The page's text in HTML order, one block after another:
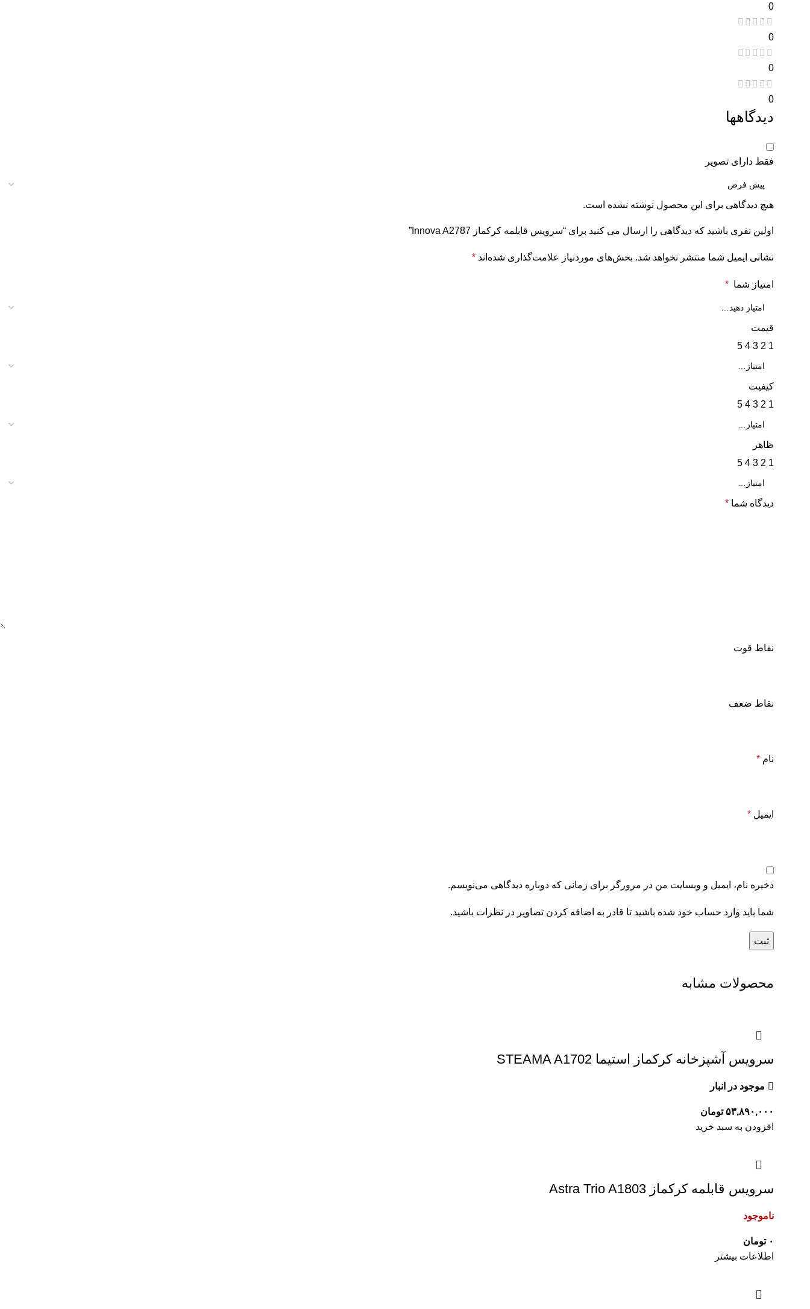
0
0
0
0
دیدگاهها
فقط دارای تصویر
هیچ دیدگاهی برای این محصول نوشته نشده است.
اولین نفری باشید که دیدگاهی را ارسال می کنید برای “سرویس قابلمه کرکماز Innova A2787”
نشانی ایمیل شما منتشر نخواهد شد. بخش‌های موردنیاز علامت‌گذاری شده‌اند *
امتیاز شما *
قیمت
1
2
3
4
5
کیفیت
1
2
3
4
5
ظاهر
1
2
3
4
5
دیدگاه شما *
نقاط قوت
نقاط ضعف
نام *
ایمیل *
ذخیره نام، ایمیل و وبسایت من در مرورگر برای زمانی که دوباره دیدگاهی می‌نویسم.
شما باید وارد حساب خود شده باشید تا قادر به اضافه کردن تصاویر در نظرات باشید.
محصولات مشابه
سرویس آشپزخانه کرکماز استیما STEAMA A1702
موجود در انبار
۵۳,۸۹۰,۰۰۰ تومان
افزودن به سبد خرید
سرویس قابلمه کرکماز Astra Trio A1803
ناموجود
۰ تومان
اطلاعات بیشتر